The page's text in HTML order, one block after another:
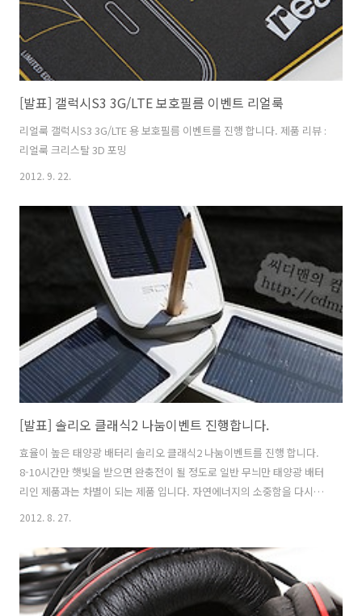
[발표] 갤럭시S3 3G/LTE 보호필름 이벤트 리얼룩
리얼룩 갤럭시S3 3G/LTE 용 보호필름 이벤트를 진행 합니다. 제품 리뷰 :
리얼룩 크리스탈 3D 포밍
2012. 9. 22.
[발표] 솔리오 클래식2 나눔이벤트 진행합니다.
효율이 높은 태양광 배터리 솔리오 클래식2 나눔이벤트를 진행 합니다.
8-10시간만 햇빛을 받으면 완충전이 될 정도로 일반 무늬만 태양광 배터
리인 제품과는 차별이 되는 제품 입니다. 자연에너지의 소중함을 다시한
번 생각하게 해주는 제품이며 스마트기기를 많이 사용하며 야외에서 자
제품 리뷰 : 태양광 배터리 솔리오 클래식2 SOLIO CLASSIC2 사용기 제
품 정보 : http://www.hscs.co.kr/shop/goods/goods_view.php?
&goodsno=2&category=001 -----------------------------------------
----------------------------------------..
2012. 8. 27.